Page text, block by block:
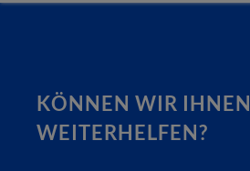
KÖNNEN WIR IHNEN
WEITERHELFEN?